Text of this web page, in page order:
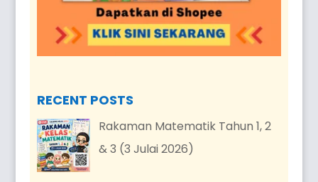
RECENT POSTS
Rakaman Matematik Tahun 1, 2
& 3 (3 Julai 2026)